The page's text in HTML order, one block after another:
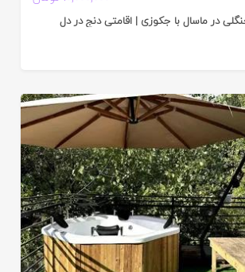
در ماسال با جکوزی | اقامتی دنج در دل